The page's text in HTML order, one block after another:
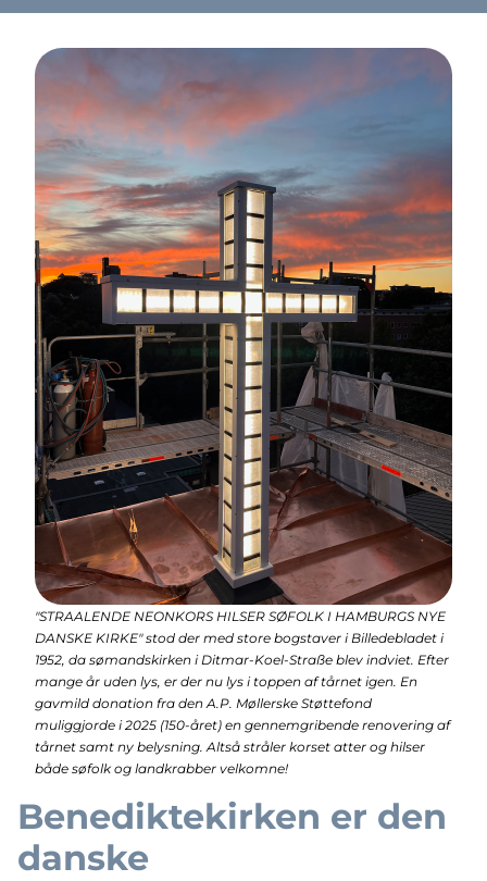
"STRAALENDE NEONKORS HILSER SØFOLK I HAMBURGS NYE
DANSKE KIRKE" stod der med store bogstaver i Billedebladet i
1952, da sømandskirken i Ditmar-Koel-Straße blev indviet. Efter
mange år uden lys, er der nu lys i toppen af tårnet igen. En
gavmild donation fra den A.P. Møllerske Støttefond
muliggjorde i 2025 (150-året) en gennemgribende renovering af
tårnet samt ny belysning. Altså stråler korset atter og hilser
både søfolk og landkrabber velkomne!
Benediktekirken er den
danske